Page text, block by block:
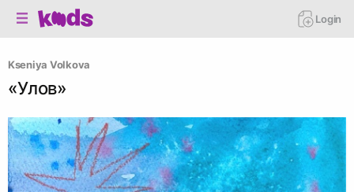
Login
Kseniya Volkova
«Улов»